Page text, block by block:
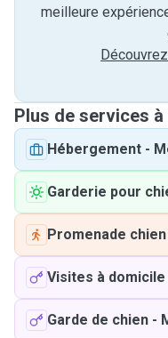
meilleure
Plus de services
Hébergement -
Garderie pour
Promenade chien
Visites à domicile
Garde de chien -